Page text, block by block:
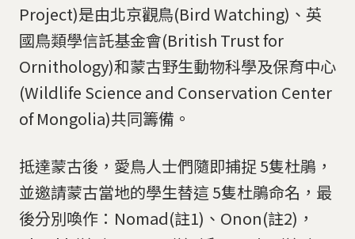
Project)是由北京觀鳥(Bird Watching)、英
國鳥類學信託基金會(British Trust for
Ornithology)和蒙古野生動物科學及保育中心
(Wildlife Science and Conservation Center
of Mongolia)共同籌備。
抵達蒙古後，愛鳥人士們隨即捕捉 5隻杜鵑，
並邀請蒙古當地的學生替這 5隻杜鵑命名，最
後分別喚作：Nomad(註1)、Onon(註2)，